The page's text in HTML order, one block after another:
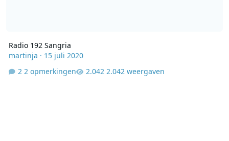
Radio 192 Sangria
martinja · 15 juli 2020
2 opmerkingen
2.042 weergaven